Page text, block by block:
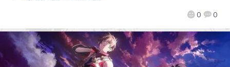
0 0